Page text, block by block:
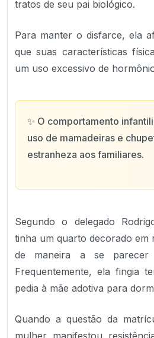
tratos de seu pai biológico.
Para manter o disfarce, ela
que suas características
um uso excessivo de
✨ O comportamento
uso de mamadeiras e
estranheza aos familiares.
Segundo o delegado
tinha um quarto decorado em
de maneira a se parecer
Frequentemente, ela fingia
pedia à mãe adotiva para
Quando a questão da
mulher manifestou